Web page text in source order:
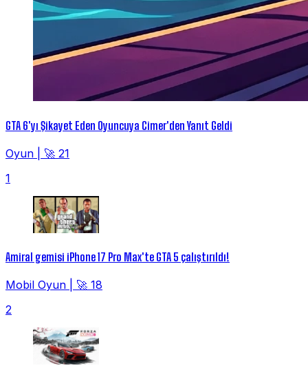
GTA 6'yı Şikayet Eden Oyuncuya Cimer'den Yanıt Geldi
Oyun
🚀 21
1
Amiral gemisi iPhone 17 Pro Max'te GTA 5 çalıştırıldı!
Mobil Oyun
🚀 18
2